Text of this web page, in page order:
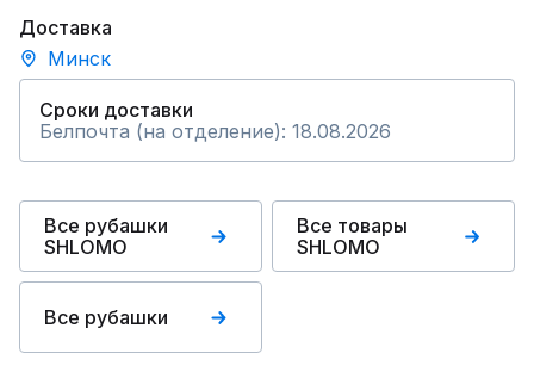
Доставка
Минск
Сроки доставки
Белпочта (на отделение): 18.08.2026
Все рубашки
SHLOMO
Все товары
SHLOMO
Все рубашки